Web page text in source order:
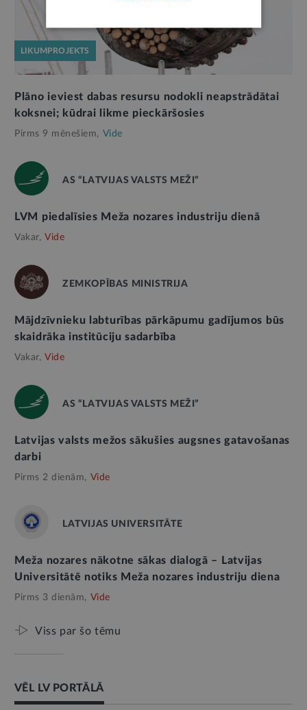
LIKUMPROJEKTS
Plāno ieviest dabas resursu nodokli neapstrādātai
koksnei; kūdrai likme pieckāršosies
Pirms 9 mēnešiem, Vide
AS “LATVIJAS VALSTS MEŽI”
LVM piedalīsies Meža nozares industriju dienā
Vakar, Vide
ZEMKOPĪBAS MINISTRIJA
Mājdzīvnieku labturības pārkāpumu gadījumos būs
skaidrāka institūciju sadarbība
Vakar, Vide
AS “LATVIJAS VALSTS MEŽI”
Latvijas valsts mežos sākušies augsnes gatavošanas
darbi
Pirms 2 dienām, Vide
LATVIJAS UNIVERSITĀTE
Meža nozares nākotne sākas dialogā – Latvijas
Universitātē notiks Meža nozares industriju diena
Pirms 3 dienām, Vide
Viss par šo tēmu
VĒL LV PORTĀLĀ